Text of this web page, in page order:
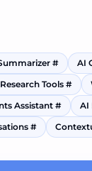
AI
#
#
Research Tools
AI
#
Assistant
#